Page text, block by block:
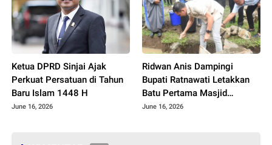
Ketua DPRD Sinjai Ajak
Perkuat Persatuan di Tahun
Baru Islam 1448 H
June 16, 2026
Ridwan Anis Dampingi
Bupati Ratnawati Letakkan
Batu Pertama Masjid
Ponpes
June 16, 2026